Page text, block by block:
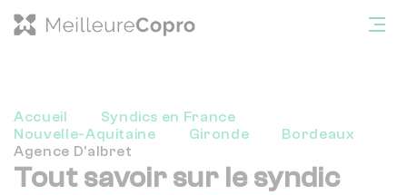
Accueil
Syndics en France
Nouvelle-Aquitaine
Gironde
Bordeaux
Agence D'albret
Tout savoir sur le syndic